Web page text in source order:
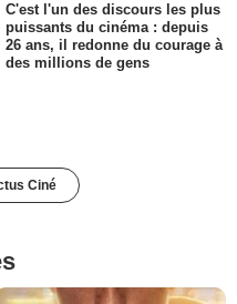
C'est l'un des discours les plus
puissants du cinéma : depuis
26 ans, il redonne du courage à
des millions de gens
Ciné